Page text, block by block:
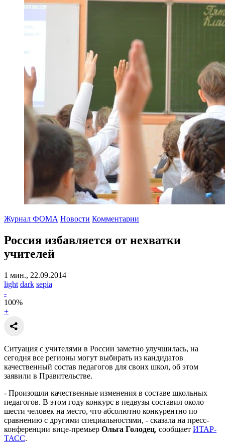
Журнал ФОМА Новости Комментарии
Россия избавляется от нехватки
учителей
1 мин., 22.09.2014
light dark sepia
-
100%
+
Ситуация с учителями в России заметно улучшилась, на
сегодня все регионы могут выбирать из кандидатов
качественный состав педагогов для своих школ, об этом
заявили в Правительстве.
- Произошли качественные изменения в составе школьных
педагогов. В этом году конкурс в педвузы составил около
шести человек на место, что абсолютно конкурентно по
сравнению с другими специальностями, - сказала на пресс-
конференции вице-премьер Ольга Голодец, сообщает ИТАР-
ТАСС.